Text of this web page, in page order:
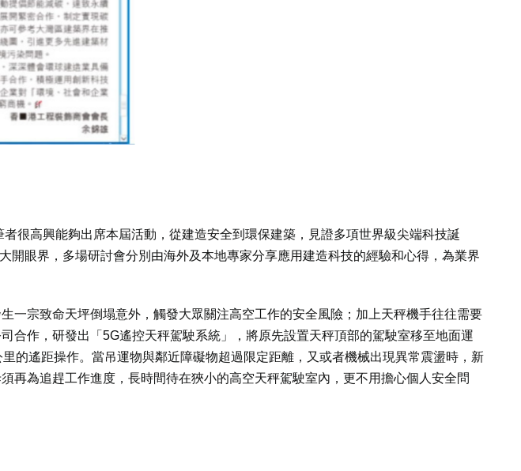
很高興能夠出席本屆活動，從建造安全到環保建築，見證多項世界級尖端科技誕
眼界，多場研討會分別由海外及本地專家分享應用建造科技的經驗和心得，為業界
一宗致命天坪倒塌意外，觸發大眾關注高空工作的安全風險；加上天秤機手往往需要
合作，研發出「5G遙控天秤駕駛系統」，將原先設置天秤頂部的駕駛室移至地面運
的遙距操作。當吊運物與鄰近障礙物超過限定距離，又或者機械出現異常震盪時，新
再為追趕工作進度，長時間待在狹小的高空天秤駕駛室內，更不用擔心個人安全問